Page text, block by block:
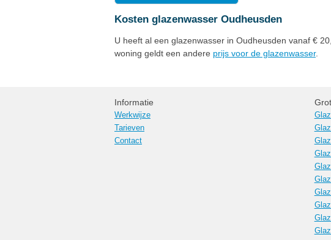
Kosten glazenwasser Oudheusden
U heeft al een glazenwasser in Oudheusden vanaf €
woning geldt een andere prijs voor de glazenwasser.
Informatie
Werkwijze
Tarieven
Contact